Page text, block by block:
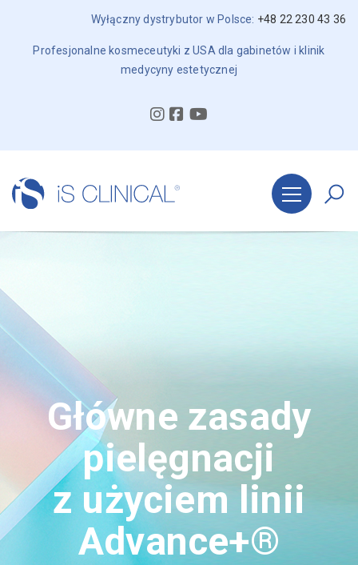
Wyłączny dystrybutor w Polsce: +48 22 230 43 36
Profesjonalne kosmeceutyki z USA dla gabinetów i klinik
medycyny estetycznej
Główne zasady
pielęgnacji
z użyciem linii
Advance+®